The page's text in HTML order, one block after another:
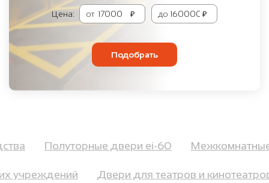
Цена: от ₽ до ₽
Подобрать
Полуторные двери ei-60
учреждений Двери для театров и кинотеатров